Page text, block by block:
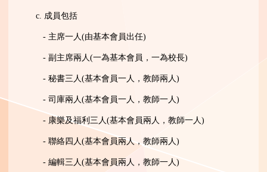
c. 成員包括
- 主席一人(由基本會員出任)
- 副主席兩人(一為基本會員，一為校長)
- 秘書三人(基本會員一人，教師兩人)
- 司庫兩人(基本會員一人，教師一人)
- 康樂及福利三人(基本會員兩人，教師一人)
- 聯絡四人(基本會員兩人，教師兩人)
- 編輯三人(基本會員兩人，教師一人)